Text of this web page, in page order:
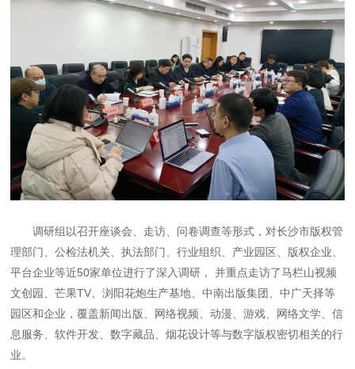
调研组以召开座谈会、走访、问卷调查等形式，对长沙市版权管
理部门、公检法机关、执法部门、行业组织、产业园区、版权企业、
平台企业等近50家单位进行了深入调研， 并重点走访了马栏山视频
文创园、芒果TV、浏阳花炮生产基地、中南出版集团、中广天择等
园区和企业，覆盖新闻出版、网络视频、动漫、游戏、网络文学、信
息服务、软件开发、数字藏品、烟花设计等与数字版权密切相关的行
业。